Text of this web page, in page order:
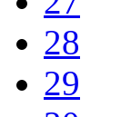
28
29